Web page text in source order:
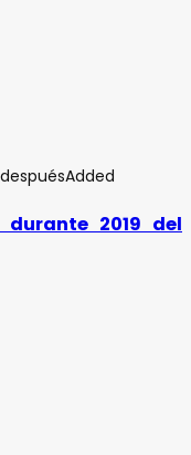
Added
2019 del